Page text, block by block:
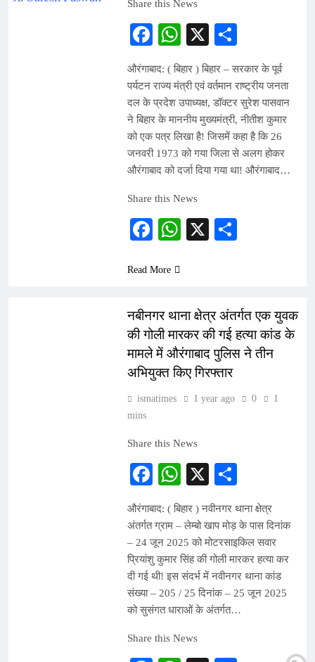
Share this News
Facebook
WhatsApp
X
औरंगाबाद: ( बिहार ) बिहार – सरकार के पूर्व
पर्यटन राज्य मंत्री एवं वर्तमान राष्ट्रीय जनता
दल के प्रदेश उपाध्यक्ष, डॉक्टर सुरेश पासवान
ने बिहार के माननीय मुख्यमंत्री, नीतीश कुमार
को एक पत्र लिखा है! जिसमें कहा है कि 26
जनवरी 1973 को गया जिला से अलग होकर
औरंगाबाद को दर्जा दिया गया था! औरंगाबाद…
Share this News
Facebook
WhatsApp
X
Read More
नबीनगर थाना क्षेत्र अंतर्गत एक युवक
की गोली मारकर की गई हत्या कांड के
मामले में औरंगाबाद पुलिस ने तीन
अभियुक्त किए गिरफ्तार
ismatimes 1 year ago 0
1
mins
Share this News
Facebook
WhatsApp
X
औरंगाबाद: ( बिहार ) नवीनगर थाना क्षेत्र
अंतर्गत ग्राम – लेम्बो खाप मोड़ के पास दिनांक
– 24 जून 2025 को मोटरसाइकिल सवार
प्रियांशु कुमार सिंह की गोली मारकर हत्या कर
दी गई थी! इस संदर्भ में नवीनगर थाना कांड
संख्या – 205 / 25 दिनांक – 25 जून 2025
को सुसंगत धाराओं के अंतर्गत…
Share this News